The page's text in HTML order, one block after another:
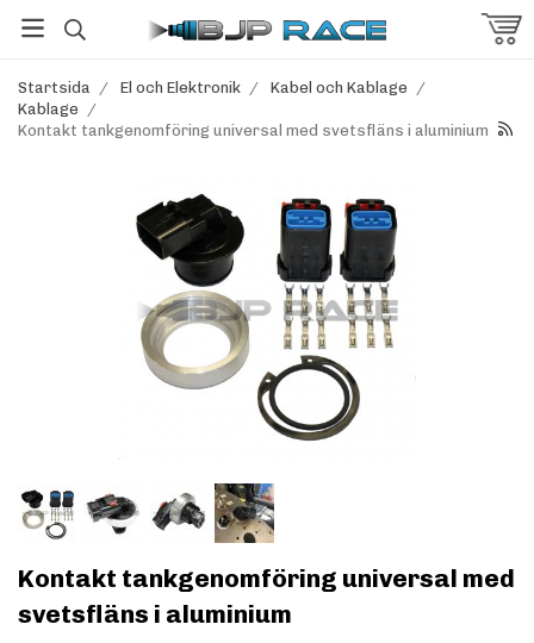
Startsida / El och Elektronik / Kabel och Kablage /
Kablage /
Kontakt tankgenomföring universal med svetsfläns i aluminium
Kontakt tankgenomföring universal med
svetsfläns i aluminium